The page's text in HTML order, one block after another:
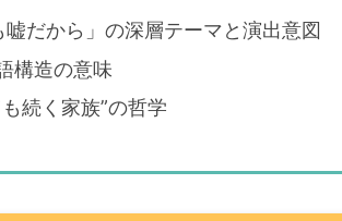
だから」の深層テーマと演出意図
構造の意味
続く家族”の哲学